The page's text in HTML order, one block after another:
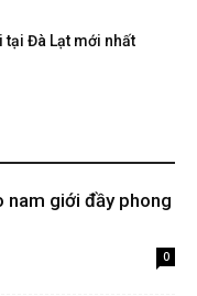
tại Đà Lạt mới nhất
nam giới đầy phong
0